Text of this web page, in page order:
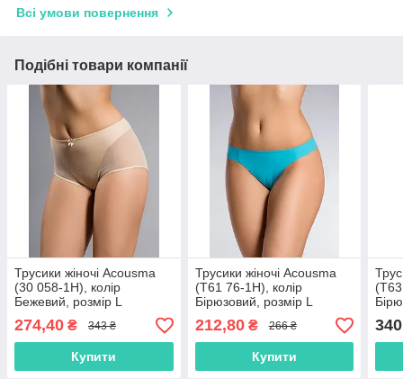
Всі умови повернення
Подібні товари компанії
Трусики жіночі Acousma
(30 058-1H), колір
Бежевий, розмір L
274,40 ₴ 343 ₴
Купити
Трусики жіночі Acousma
(T61 76-1H), колір
Бірюзовий, розмір L
212,80₴ 266 ₴
Купити
340